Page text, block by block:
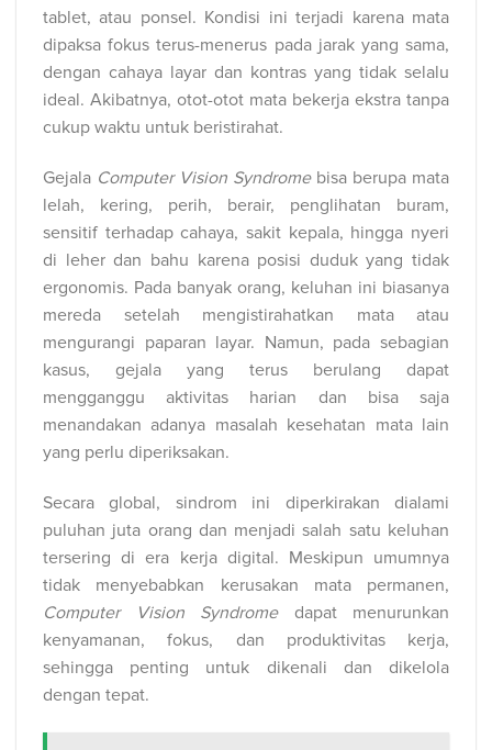
tablet, atau ponsel. Kondisi ini terjadi karena mata
dipaksa fokus terus-menerus pada jarak yang sama,
dengan cahaya layar dan kontras yang tidak selalu
ideal. Akibatnya, otot-otot mata bekerja ekstra tanpa
cukup waktu untuk beristirahat.
Gejala Computer Vision Syndrome bisa berupa mata
lelah, kering, perih, berair, penglihatan buram,
sensitif terhadap cahaya, sakit kepala, hingga nyeri
di leher dan bahu karena posisi duduk yang tidak
ergonomis. Pada banyak orang, keluhan ini biasanya
mereda setelah mengistirahatkan mata atau
mengurangi paparan layar. Namun, pada sebagian
kasus, gejala yang terus berulang dapat
mengganggu aktivitas harian dan bisa saja
menandakan adanya masalah kesehatan mata lain
yang perlu diperiksakan.
Secara global, sindrom ini diperkirakan dialami
puluhan juta orang dan menjadi salah satu keluhan
tersering di era kerja digital. Meskipun umumnya
tidak menyebabkan kerusakan mata permanen,
Computer Vision Syndromedapat menurunkan
kenyamanan, fokus, dan produktivitas kerja,
sehingga penting untuk dikenali dan dikelola
dengan tepat.